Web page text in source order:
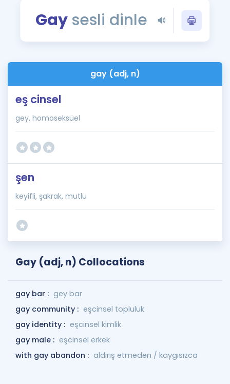
Rehberlik Aracı
Blog
İngilizce Gramer
Gay sesli dinle
gay (adj, n)
eş cinsel
gey, homoseksüel
şen
keyifli, şakrak, mutlu
Gay (adj, n) Collocations
gay bar : gey bar
gay community : eşcinsel topluluk
gay identity : eşcinsel kimlik
gay male : eşcinsel erkek
with gay abandon : aldırış etmeden / kaygısızca